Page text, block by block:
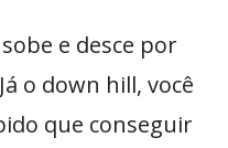
e desce por
o down hill, você
que conseguir